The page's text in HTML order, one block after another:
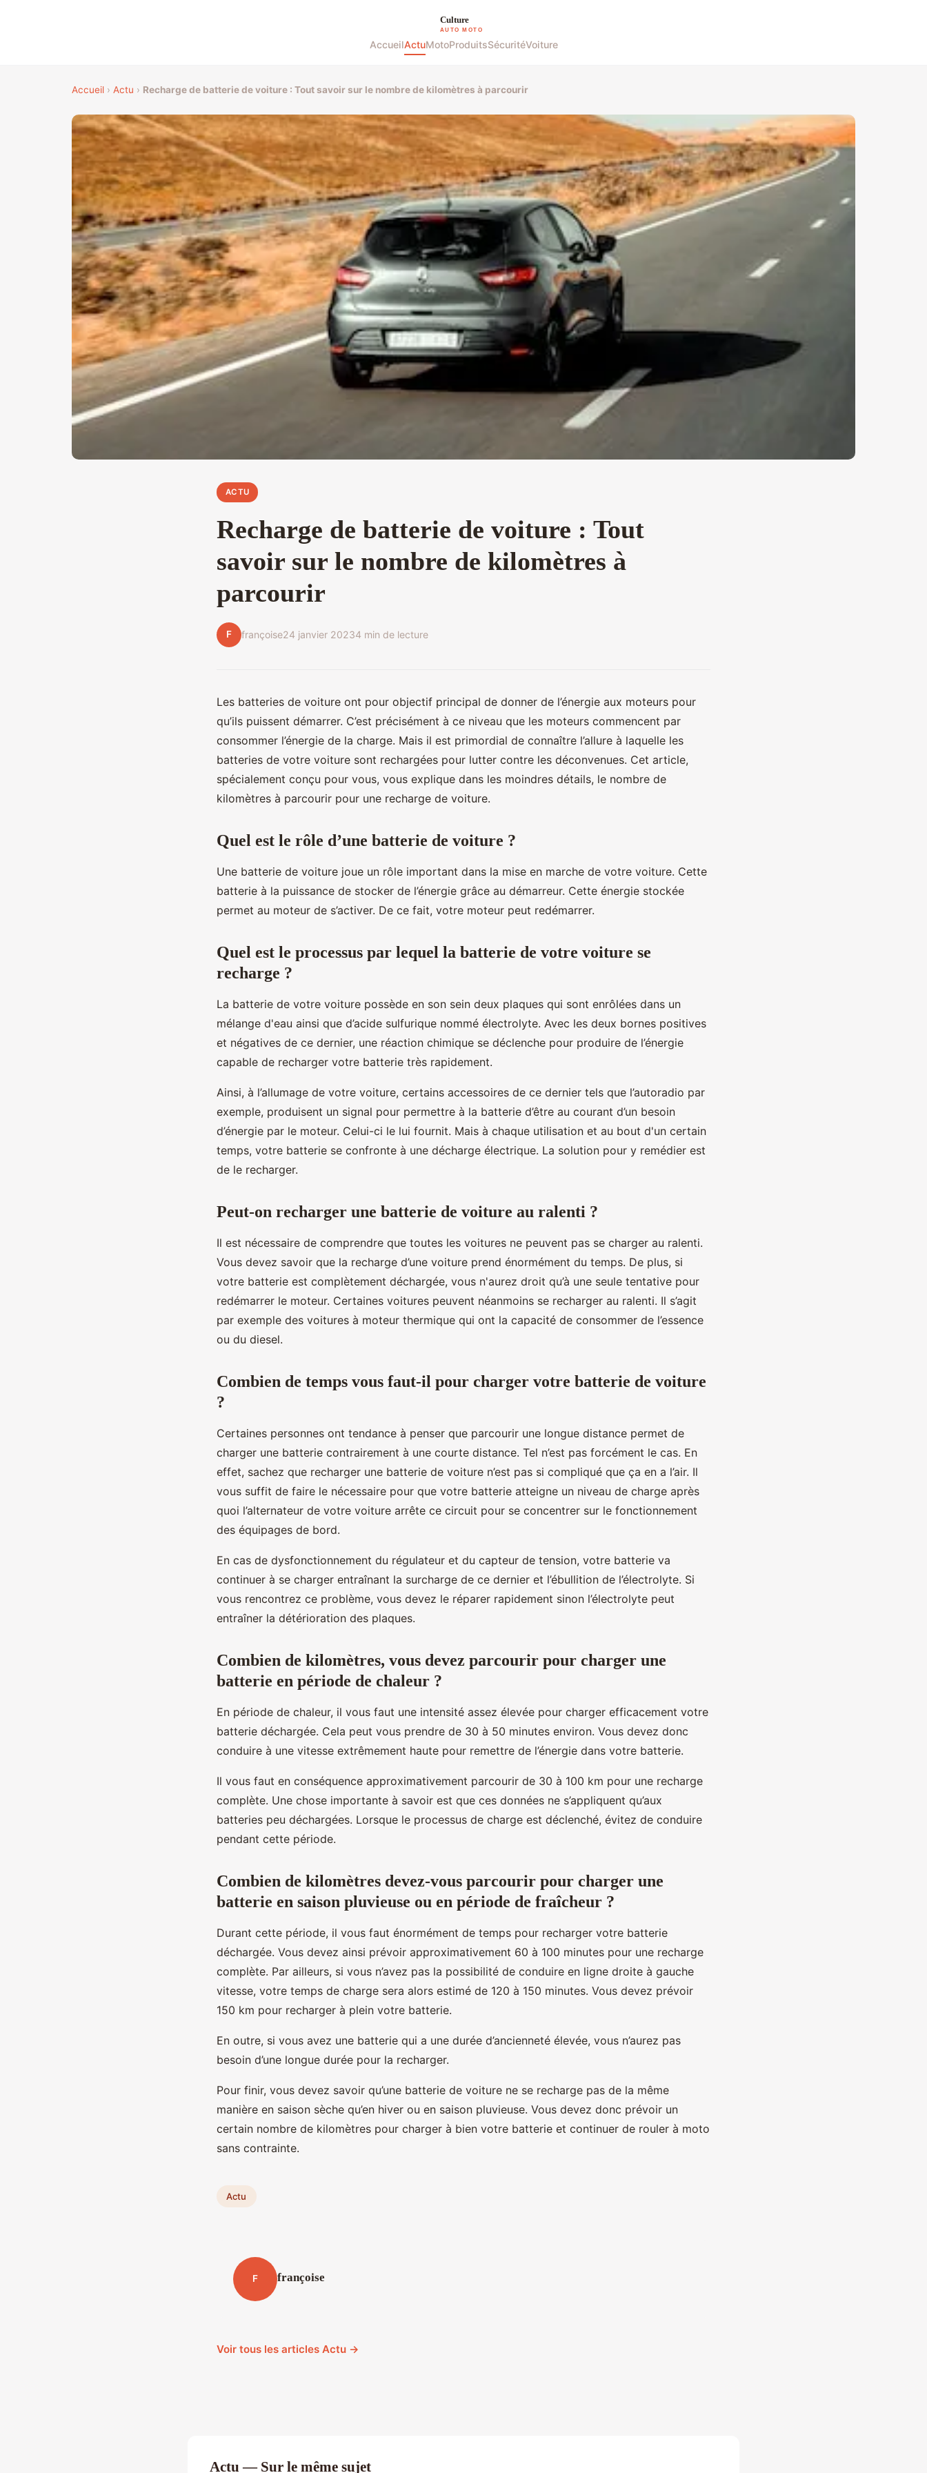
AccueilActuMotoProduitsSécuritéVoiture
Accueil › Actu › Recharge de batterie de voiture : Tout savoir sur le nombre de kilomètres à parcourir
ACTU
Recharge de batterie de voiture : Tout
savoir sur le nombre de kilomètres à
parcourir
F françoise24 janvier 20234 min de lecture
Les batteries de voiture ont pour objectif principal de donner de l’énergie aux moteurs pour
qu’ils puissent démarrer. C’est précisément à ce niveau que les moteurs commencent par
consommer l’énergie de la charge. Mais il est primordial de connaître l’allure à laquelle les
batteries de votre voiture sont rechargées pour lutter contre les déconvenues. Cet article,
spécialement conçu pour vous, vous explique dans les moindres détails, le nombre de
kilomètres à parcourir pour une recharge de voiture.
Quel est le rôle d’une batterie de voiture ?
Une batterie de voiture joue un rôle important dans la mise en marche de votre voiture. Cette
batterie à la puissance de stocker de l’énergie grâce au démarreur. Cette énergie stockée
permet au moteur de s’activer. De ce fait, votre moteur peut redémarrer.
Quel est le processus par lequel la batterie de votre voiture se
recharge ?
La batterie de votre voiture possède en son sein deux plaques qui sont enrôlées dans un
mélange d'eau ainsi que d’acide sulfurique nommé électrolyte. Avec les deux bornes positives
et négatives de ce dernier, une réaction chimique se déclenche pour produire de l’énergie
capable de recharger votre batterie très rapidement.
Ainsi, à l’allumage de votre voiture, certains accessoires de ce dernier tels que l’autoradio par
exemple, produisent un signal pour permettre à la batterie d’être au courant d’un besoin
d’énergie par le moteur. Celui-ci le lui fournit. Mais à chaque utilisation et au bout d'un certain
temps, votre batterie se confronte à une décharge électrique. La solution pour y remédier est
de le recharger.
Peut-on recharger une batterie de voiture au ralenti ?
Il est nécessaire de comprendre que toutes les voitures ne peuvent pas se charger au ralenti.
Vous devez savoir que la recharge d’une voiture prend énormément du temps. De plus, si
votre batterie est complètement déchargée, vous n'aurez droit qu’à une seule tentative pour
redémarrer le moteur. Certaines voitures peuvent néanmoins se recharger au ralenti. Il s’agit
par exemple des voitures à moteur thermique qui ont la capacité de consommer de l’essence
ou du diesel.
Combien de temps vous faut-il pour charger votre batterie de voiture
?
Certaines personnes ont tendance à penser que parcourir une longue distance permet de
charger une batterie contrairement à une courte distance. Tel n’est pas forcément le cas. En
effet, sachez que recharger une batterie de voiture n’est pas si compliqué que ça en a l’air. Il
vous suffit de faire le nécessaire pour que votre batterie atteigne un niveau de charge après
quoi l’alternateur de votre voiture arrête ce circuit pour se concentrer sur le fonctionnement
des équipages de bord.
En cas de dysfonctionnement du régulateur et du capteur de tension, votre batterie va
continuer à se charger entraînant la surcharge de ce dernier et l’ébullition de l’électrolyte. Si
vous rencontrez ce problème, vous devez le réparer rapidement sinon l’électrolyte peut
entraîner la détérioration des plaques.
Combien de kilomètres, vous devez parcourir pour charger une
batterie en période de chaleur ?
En période de chaleur, il vous faut une intensité assez élevée pour charger efficacement votre
batterie déchargée. Cela peut vous prendre de 30 à 50 minutes environ. Vous devez donc
conduire à une vitesse extrêmement haute pour remettre de l’énergie dans votre batterie.
Il vous faut en conséquence approximativement parcourir de 30 à 100 km pour une recharge
complète. Une chose importante à savoir est que ces données ne s’appliquent qu’aux
batteries peu déchargées. Lorsque le processus de charge est déclenché, évitez de conduire
pendant cette période.
Combien de kilomètres devez-vous parcourir pour charger une
batterie en saison pluvieuse ou en période de fraîcheur ?
Durant cette période, il vous faut énormément de temps pour recharger votre batterie
déchargée. Vous devez ainsi prévoir approximativement 60 à 100 minutes pour une recharge
complète. Par ailleurs, si vous n’avez pas la possibilité de conduire en ligne droite à gauche
vitesse, votre temps de charge sera alors estimé de 120 à 150 minutes. Vous devez prévoir
150 km pour recharger à plein votre batterie.
En outre, si vous avez une batterie qui a une durée d’ancienneté élevée, vous n’aurez pas
besoin d’une longue durée pour la recharger.
Pour finir, vous devez savoir qu’une batterie de voiture ne se recharge pas de la même
manière en saison sèche qu’en hiver ou en saison pluvieuse. Vous devez donc prévoir un
certain nombre de kilomètres pour charger à bien votre batterie et continuer de rouler à moto
sans contrainte.
Actu
F françoise
Voir tous les articles Actu →
Actu — Sur le même sujet